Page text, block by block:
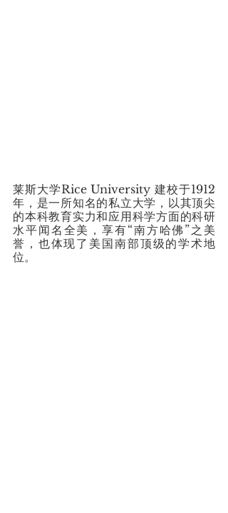
莱斯大学Rice University 建校于1912
年，是一所知名的私立大学，以其顶尖
的本科教育实力和应用科学方面的科研
水平闻名全美，享有“南方哈佛”之美
誉，也体现了美国南部顶级的学术地
位。